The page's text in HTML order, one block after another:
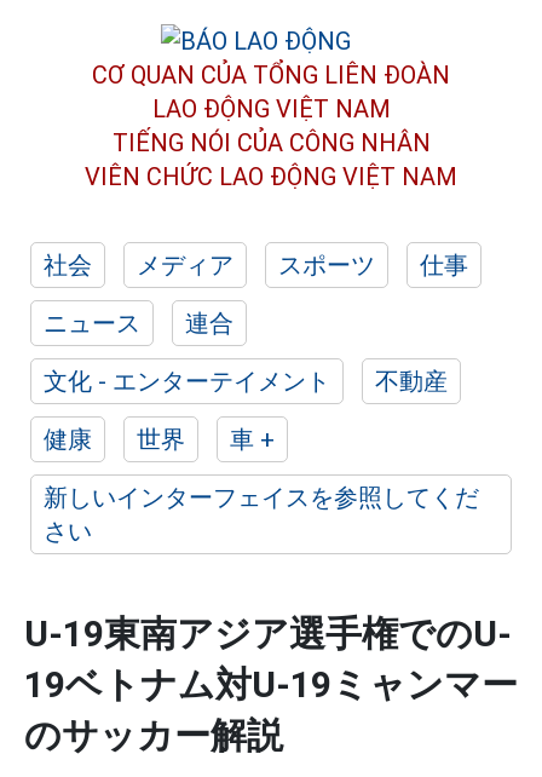
CƠ QUAN CỦA TỔNG LIÊN ĐOÀN
LAO ĐỘNG VIỆT NAM
TIẾNG NÓI CỦA CÔNG NHÂN
VIÊN CHỨC LAO ĐỘNG VIỆT NAM
社会 メディア スポーツ
仕事
ニュース
連合
文化 - エンターテイメント
不動産
健康
世界
車 +
新しいインターフェイスを参照してくだ
さい
U-19東南アジア選手権でのU-
19ベトナム対U-19ミャンマー
のサッカー解説